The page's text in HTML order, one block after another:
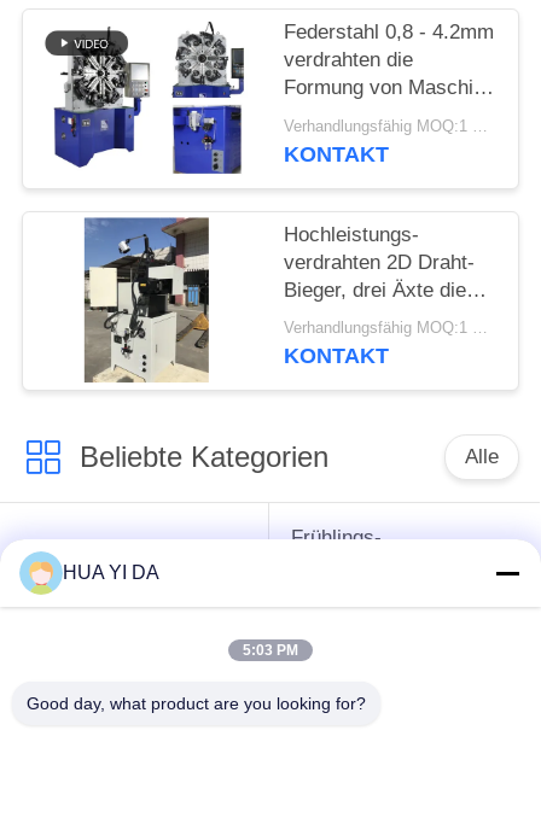
Federstahl 0,8 - 4.2mm
verdrahten die
Formung von Maschine
CNC Controlller 100KG
Decoiler
Verhandlungsfähig MOQ:1 Satz
KONTAKT
Hochleistungs-
verdrahten 2D Draht-
Bieger, drei Äxte die
Formung der
Ausrüstung
Verhandlungsfähig MOQ:1 Satz
KONTAKT
Beliebte Kategorien Alle
cnc-
Frühlingsmaschine
Frühlings-
Druckfeder-Maschine
Frühlings-
verbiegende
HUA YI DA
5:03 PM
Good day, what product are you looking for?